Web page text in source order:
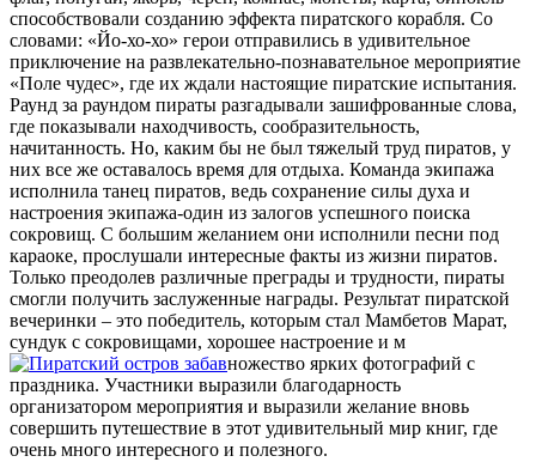
способствовали созданию эффекта пиратского корабля. Со
словами: «Йо-хо-хо» герои отправились в удивительное
приключение на развлекательно-познавательное мероприятие
«Поле чудес», где их ждали настоящие пиратские испытания.
Раунд за раундом пираты разгадывали зашифрованные слова,
где показывали находчивость, сообразительность,
начитанность. Но, каким бы не был тяжелый труд пиратов, у
них все же оставалось время для отдыха. Команда экипажа
исполнила танец пиратов, ведь сохранение силы духа и
настроения экипажа-один из залогов успешного поиска
сокровищ. С большим желанием они исполнили песни под
караоке, прослушали интересные факты из жизни пиратов.
Только преодолев различные преграды и трудности, пираты
смогли получить заслуженные награды. Результат пиратской
вечеринки – это победитель, которым стал Мамбетов Марат,
сундук с сокровищами, хорошее настроение и м
ножество ярких фотографий с
праздника. Участники выразили благодарность
организатором мероприятия и выразили желание вновь
совершить путешествие в этот удивительный мир книг, где
очень много интересного и полезного.